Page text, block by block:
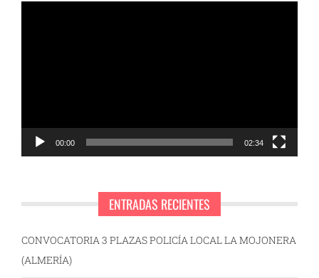
00:00 02:34
ENTRADAS RECIENTES
CONVOCATORIA 3 PLAZAS POLICÍA LOCAL LA MOJONERA
(ALMERÍA)